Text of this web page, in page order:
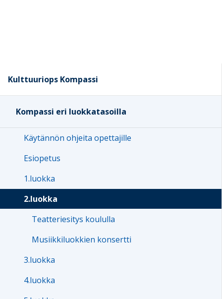
Kulttuuriops Kompassi
Kompassi eri luokkatasoilla
Käytännön ohjeita opettajille
Esiopetus
1.luokka
2.luokka
Teatteriesitys koululla
Musiikkiluokkien konsertti
3.luokka
4.luokka